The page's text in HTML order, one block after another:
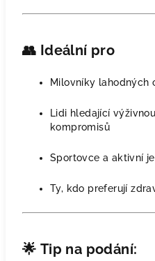
👥 Ideální pro
Milovníky lahodných
Lidi hledající
kompromisů
Sportovce a aktivní
Ty, kdo preferují
🌟 Tip na podání: